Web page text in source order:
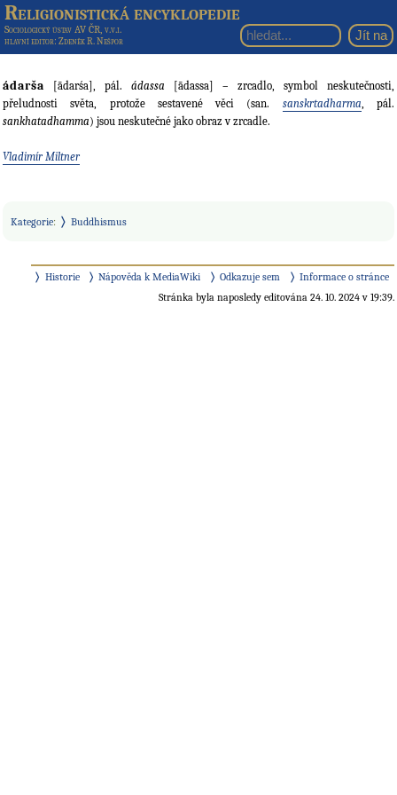
Religionistická encyklopedie
Sociologický ústav AV ČR, v.v.i.
hlavní editor: Zdeněk R. Nešpor
ádarša [ādarśa], pál. ádassa [ādassa] – zrcadlo, symbol neskutečnosti,
přeludnosti světa, protože sestavené věci (san. sanskrtadharma, pál.
sankhatadhamma) jsou neskutečné jako obraz v zrcadle.
Vladimír Miltner
Kategorie: Buddhismus
Historie Nápověda k MediaWiki Odkazuje sem
Informace o stránce
Stránka byla naposledy editována 24. 10. 2024 v 19:39.